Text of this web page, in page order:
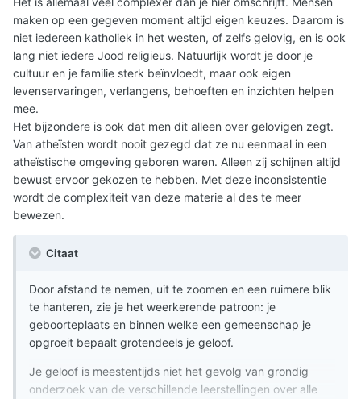
de moskee gaan. De leerstellingen van de profeet
Mohamed volgen en die de koran als leidraad nemen. Dat
is volgens hen De Waarheid.
Iemand die in Israel geboren wordt wordt ingelepeld door
zijn omgegeven dat de synagoge en de Thorah de juiste
wijze is.
En een in een Westers land geboren persoon, groeit op
met de paplepel van het Christendom, gedicteerd door
de Katholieke kerk.
maken op een gegeven moment altijd eigen keuzes. Daarom is
niet iedereen katholiek in het westen, of zelfs gelovig, en is ook
lang niet iedere Jood religieus. Natuurlijk wordt je door je
cultuur en je familie sterk beïnvloedt, maar ook eigen
levenservaringen, verlangens, behoeften en inzichten helpen
mee.
Het bijzondere is ook dat men dit alleen over gelovigen zegt.
Van atheïsten wordt nooit gezegd dat ze nu eenmaal in een
atheïstische omgeving geboren waren. Alleen zij schijnen altijd
bewust ervoor gekozen te hebben. Met deze inconsistentie
wordt de complexiteit van deze materie al des te meer
bewezen.
Citaat
Door afstand te nemen, uit te zoomen en een ruimere blik
te hanteren, zie je het weerkerende patroon: je
geboorteplaats en binnen welke een gemeenschap je
opgroeit bepaalt grotendeels je geloof.
Je geloof is meestentijds niet het gevolg van grondig
onderzoek van de verschillende leerstellingen over alle